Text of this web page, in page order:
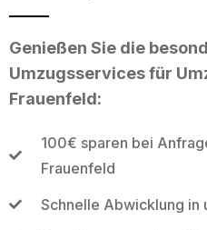
Genießen Sie die
Umzugsservices für
Frauenfeld:
100€ sparen bei
Frauenfeld
Schnelle Abwicklung in